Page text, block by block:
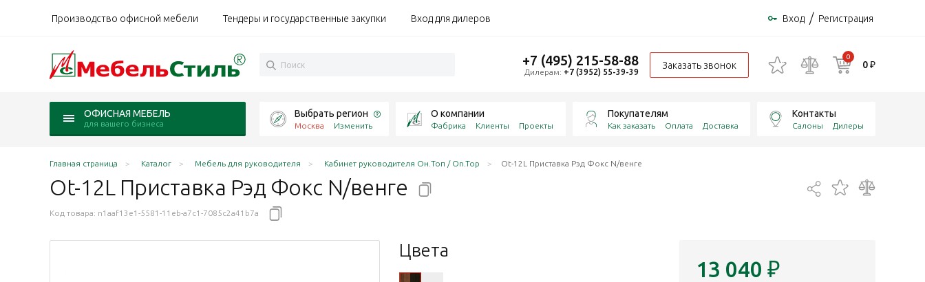
Производство офисной мебели Тендеры и государственные закупки Вход для дилеров Вход / Регистрация
+7 (495) 215-58-88
Дилерам: +7 (3952) 55-39-39
Заказать звонок
0
0 ₽
ОФИСНАЯ МЕБЕЛЬ
для вашего бизнеса
Выбрать регион
Москва Изменить
О компании
Фабрика Клиенты Проекты
Покупателям
Как заказать Оплата Доставка
Контакты
Салоны Дилеры
Главная страница Каталог Мебель для руководителя Кабинет руководителя Он.Топ / On.Top Ot-12L Приставка Рэд Фокс N/венге
Ot-12L Приставка Рэд Фокс N/венге
Код товара: n1aaf13e1-5581-11eb-a7c1-7085c2a41b7a
Цвета
13 040 ₽